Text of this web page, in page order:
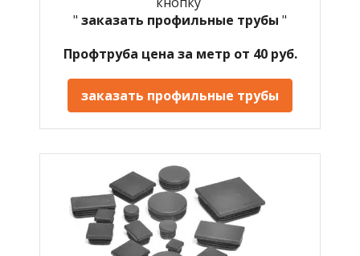
" заказать профильные трубы "
Профтруба цена за метр от 40 руб.
заказать профильные трубы